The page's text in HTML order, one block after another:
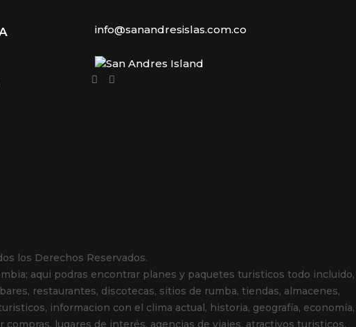
info@sanandresislas.com.co
los Derechos Reservados.
aqui podras encontrar planes y paquetes turisticos todo incluido,
restaurantes, discotecas, sitios de rumba, tiendas, almacenes,
informacion con el clima actual, historia, geografía, economía,
lugares de interés, agencias de viajes, atractivos turisticos,